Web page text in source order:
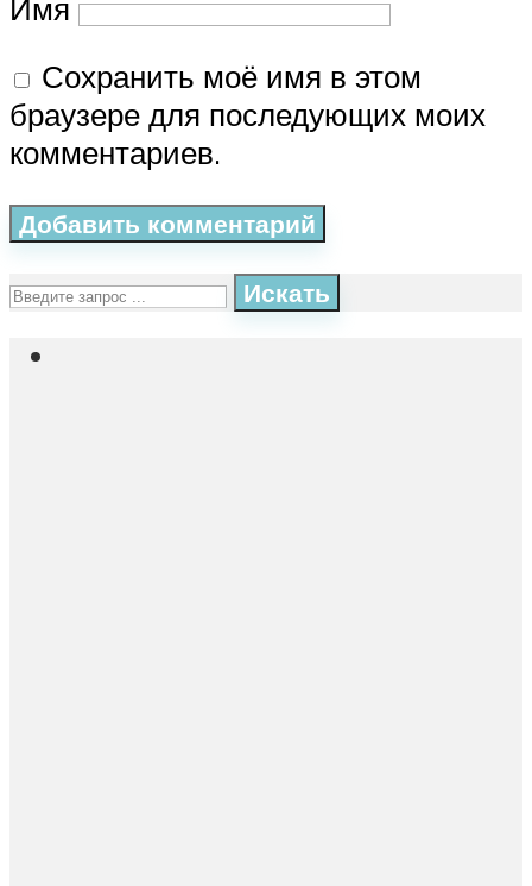
Имя
Сохранить моё имя в этом
браузере для последующих моих
комментариев.
Искать